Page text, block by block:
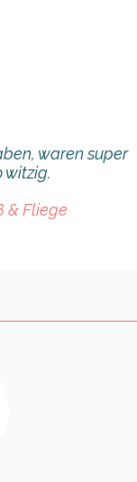
waren super
witzig.
& Fliege